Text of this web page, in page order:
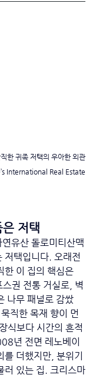
한 귀족 저택의 우아한 외관
International Real Estate
저택
유산 돌로미티산맥
저택입니다. 오래전
한 이 집의 핵심은
권 전통 거실로, 벽
나무 패널로 감쌌
직한 목재 향이 먼
식보다 시간의 흔적
년 전면 레노베이
더했지만, 분위기
러 있는 집. 크리스마